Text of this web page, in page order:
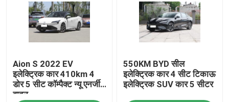
ईंधन से चलने वाली कार
Aion S 2022 EV
इलेक्ट्रिक कार 410km 4
डोर 5 सीट कॉम्पैक्ट न्यू एनर्जी
वाहन
550KM BYD सील
इलेक्ट्रिक कार 4 सीट टिकाऊ
इलेक्ट्रिक SUV कार 5 सीटर